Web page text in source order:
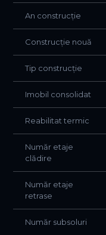
An construcție
Construcție nouă
Tip construcție
Imobil consolidat
Reabilitat termic
Număr etaje
clădire
Număr etaje
retrase
Număr subsoluri